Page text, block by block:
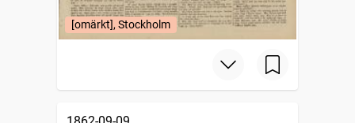
[omärkt], Stockholm